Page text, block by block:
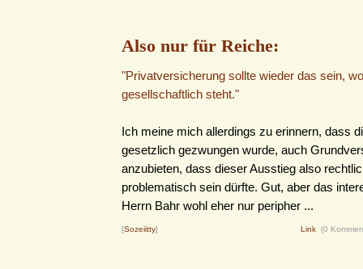
Also nur für Reiche:
"Privatversicherung sollte wieder das sein,
gesellschaftlich steht."
Ich meine mich allerdings zu erinnern, dass
gesetzlich gezwungen wurde, auch
anzubieten, dass dieser Ausstieg also
problematisch sein dürfte. Gut, aber das
Herrn Bahr wohl eher nur peripher ...
[Sozeiitty] Link (0